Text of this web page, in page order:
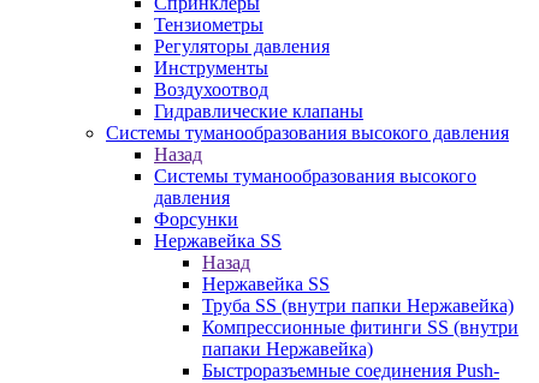
Тензиометры
Регуляторы давления
Инструменты
Воздухоотвод
Гидравлические клапаны
Системы туманообразования высокого давления
Назад
Системы туманообразования высокого
давления
Форсунки
Нержавейка SS
Назад
Нержавейка SS
Труба SS (внутри папки Нержавейка)
Компрессионные фитинги SS (внутри
папаки Нержавейка)
Быстроразъемные соединения Push-